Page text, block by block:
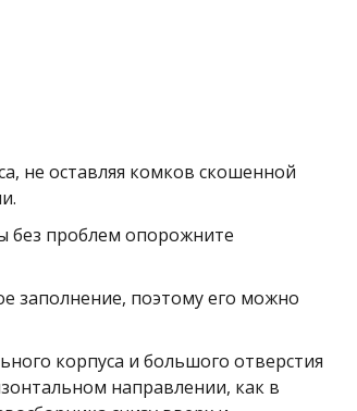
не оставляя комков скошенной
без проблем опорожните
заполнение, поэтому его можно
корпуса и большого отверстия
направлении, как в